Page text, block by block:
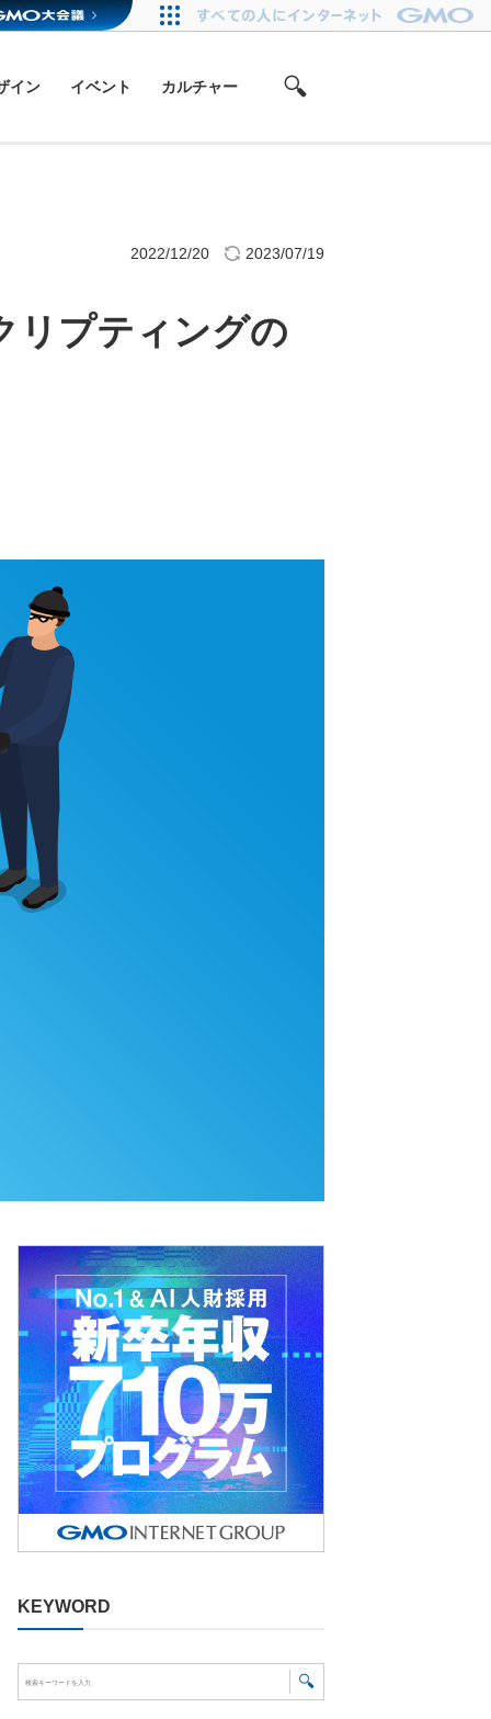
イン イベント カルチャー
2022/12/20 2023/07/19
リプティングの
KEYWORD